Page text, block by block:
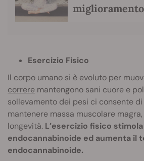
miglioramento
Esercizio Fisico
Il corpo umano si è evoluto per
correre mantengono sani cuore e
sollevamento dei pesi ci consente
mantenere massa muscolare
longevità. L’esercizio fisico
endocannabinoide ed aumenta il
endocannabinoide.